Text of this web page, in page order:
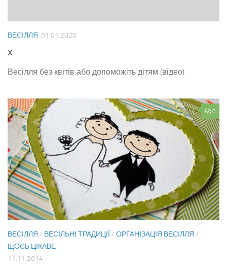
ВЕСІЛЛЯ 01.01.2020
x
Весілля без квітів або допоможіть дітям (відео)
0
ВЕСІЛЛЯ / ВЕСІЛЬНІ ТРАДИЦІЇ / ОРГАНІЗАЦІЯ ВЕСІЛЛЯ /
ЩОСЬ ЦІКАВЕ
11.11.2014